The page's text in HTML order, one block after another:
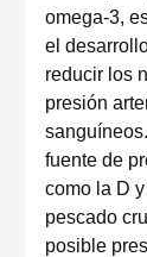
omega-3,
el
reducir los
presión
fuente de
como la D
pescado
posible